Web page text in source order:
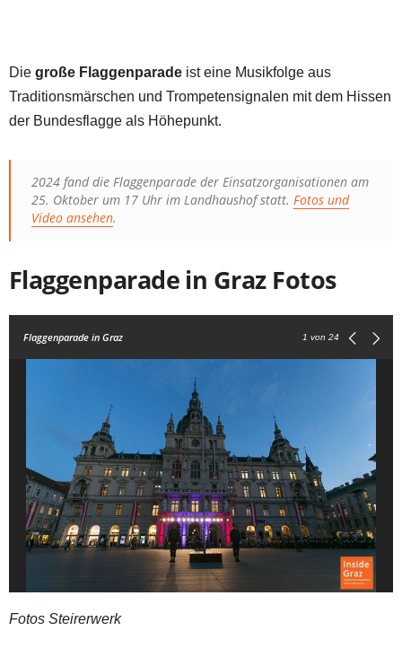
Die große Flaggenparade ist eine Musikfolge aus
Traditionsmärschen und Trompetensignalen mit dem Hissen
der Bundesflagge als Höhepunkt.
2024 fand die Flaggenparade der Einsatzorganisationen am
25. Oktober um 17 Uhr im Landhaushof statt. Fotos und
Video ansehen.
Flaggenparade in Graz Fotos
Flaggenparade in Graz 1 von 24
Fotos Steirerwerk